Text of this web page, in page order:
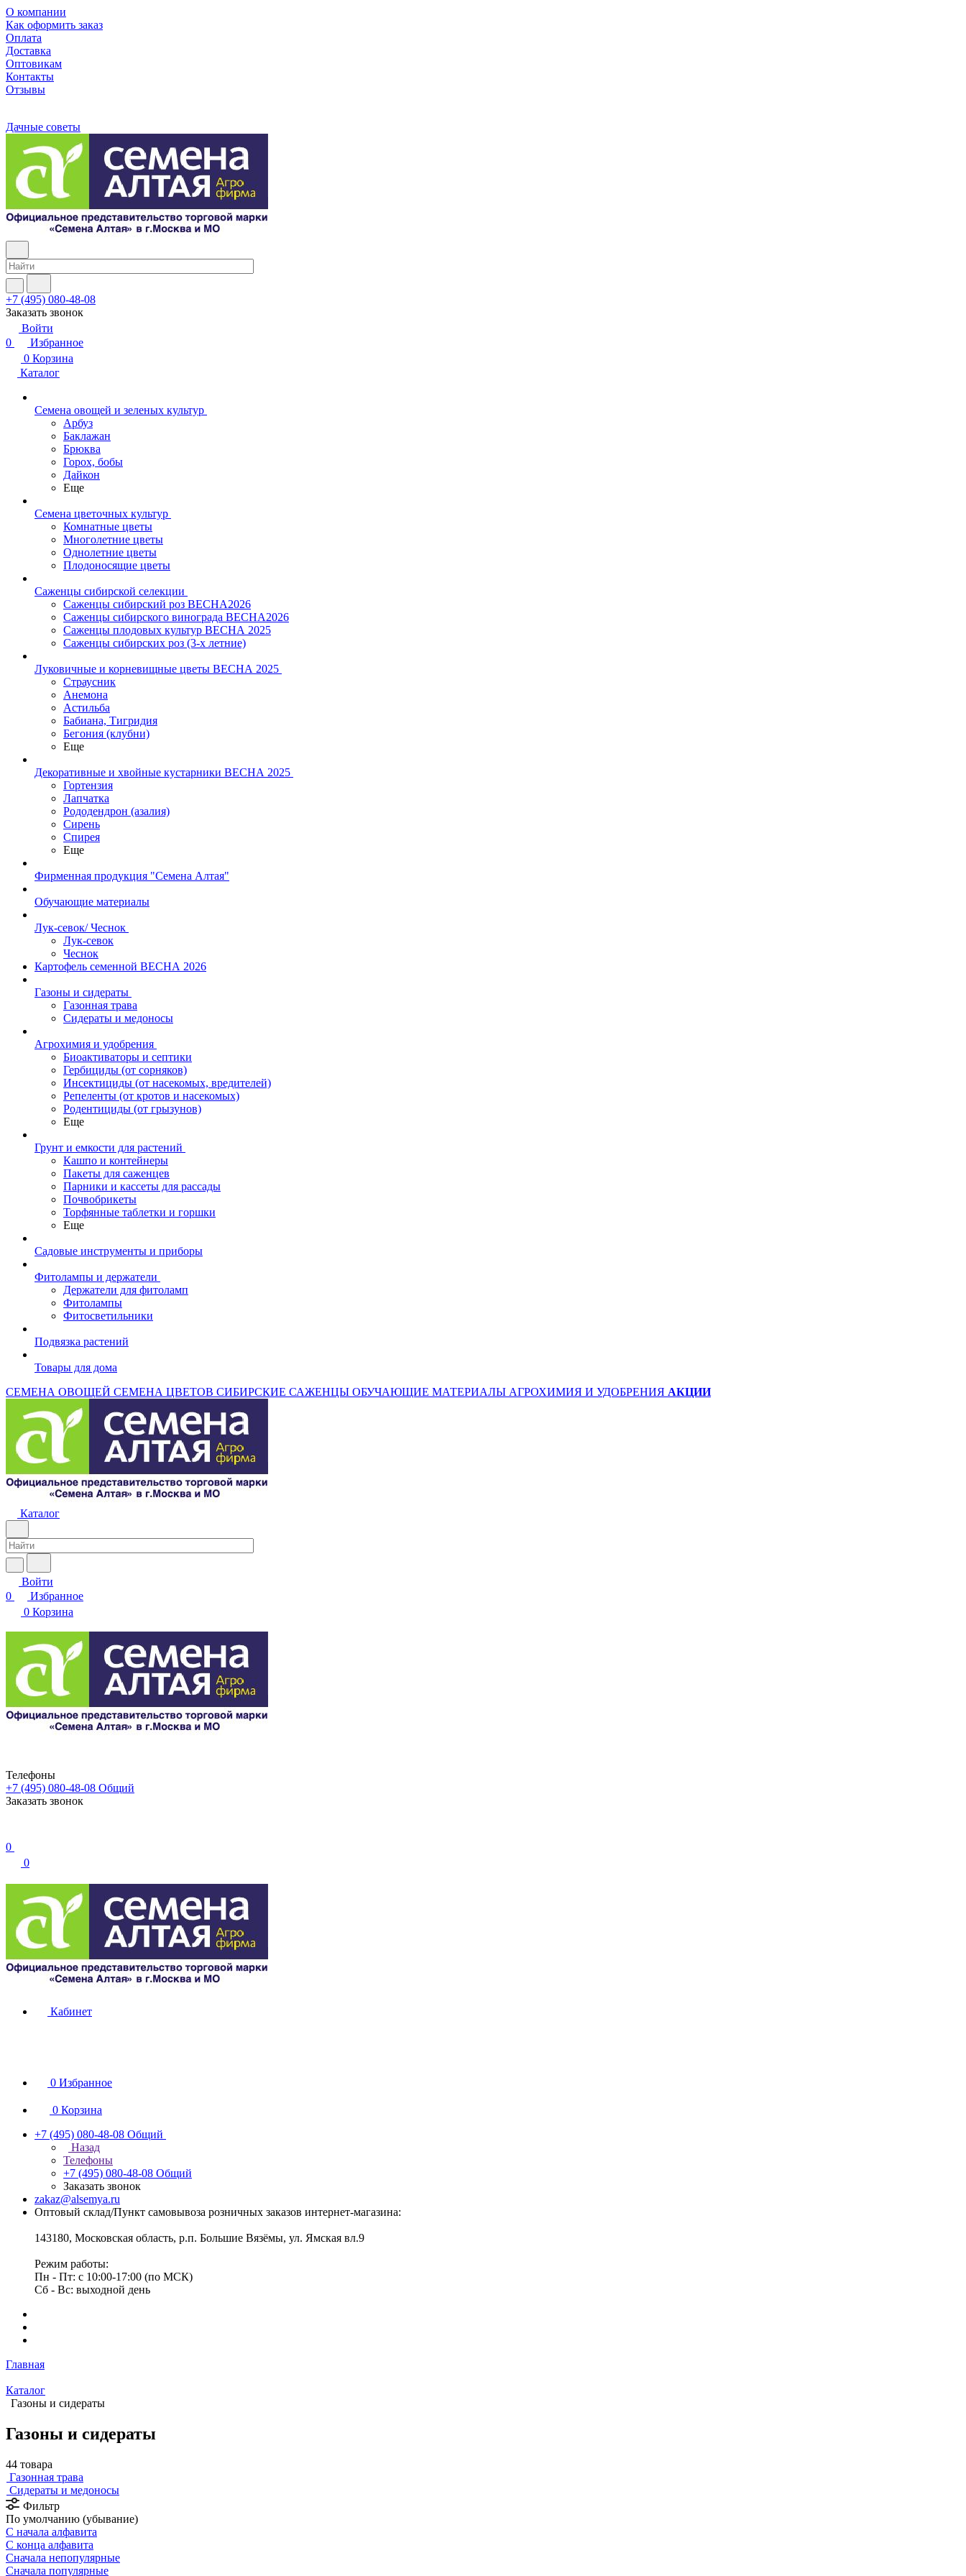
О компании
Как оформить заказ
Оплата
Доставка
Оптовикам
Контакты
Отзывы
Дачные советы
+7 (495) 080-48-08
Заказать звонок
Войти
0
Избранное
0 Корзина
Каталог
Семена овощей и зеленых культур
Арбуз
Баклажан
Брюква
Горох, бобы
Дайкон
Еще
Семена цветочных культур
Комнатные цветы
Многолетние цветы
Однолетние цветы
Плодоносящие цветы
Саженцы сибирской селекции
Саженцы сибирский роз ВЕСНА2026
Саженцы сибирского винограда ВЕСНА2026
Саженцы плодовых культур ВЕСНА 2025
Саженцы сибирских роз (3-х летние)
Луковичные и корневищные цветы ВЕСНА 2025
Страусник
Анемона
Астильба
Бабиана, Тигридия
Бегония (клубни)
Еще
Декоративные и хвойные кустарники ВЕСНА 2025
Гортензия
Лапчатка
Рододендрон (азалия)
Сирень
Спирея
Еще
Фирменная продукция "Семена Алтая"
Обучающие материалы
Лук-севок/ Чеснок
Лук-севок
Чеснок
Картофель семенной ВЕСНА 2026
Газоны и сидераты
Газонная трава
Сидераты и медоносы
Агрохимия и удобрения
Биоактиваторы и септики
Гербициды (от сорняков)
Инсектициды (от насекомых, вредителей)
Репеленты (от кротов и насекомых)
Родентициды (от грызунов)
Еще
Грунт и емкости для растений
Кашпо и контейнеры
Пакеты для саженцев
Парники и кассеты для рассады
Почвобрикеты
Торфянные таблетки и горшки
Еще
Садовые инструменты и приборы
Фитолампы и держатели
Держатели для фитоламп
Фитолампы
Фитосветильники
Подвязка растений
Товары для дома
СЕМЕНА ОВОЩЕЙ СЕМЕНА ЦВЕТОВ СИБИРСКИЕ САЖЕНЦЫ ОБУЧАЮЩИЕ МАТЕРИАЛЫ АГРОХИМИЯ И УДОБРЕНИЯ АКЦИИ
Каталог
Войти
0
Избранное
0 Корзина
Телефоны
+7 (495) 080-48-08 Общий
Заказать звонок
0
0
Кабинет
0 Избранное
0 Корзина
+7 (495) 080-48-08 Общий
Назад
Телефоны
+7 (495) 080-48-08 Общий
Заказать звонок
zakaz@alsemya.ru
Оптовый склад/Пункт самовывоза розничных заказов интернет-магазина:
143180, Московская область, р.п. Большие Вязёмы, ул. Ямская вл.9
Режим работы:
Пн - Пт: с 10:00-17:00 (по МСК)
Сб - Вс: выходной день
Главная
Каталог
Газоны и сидераты
Газоны и сидераты
44 товара
Газонная трава
Сидераты и медоносы
Фильтр
По умолчанию (убывание)
С начала алфавита
С конца алфавита
Сначала непопулярные
Сначала популярные